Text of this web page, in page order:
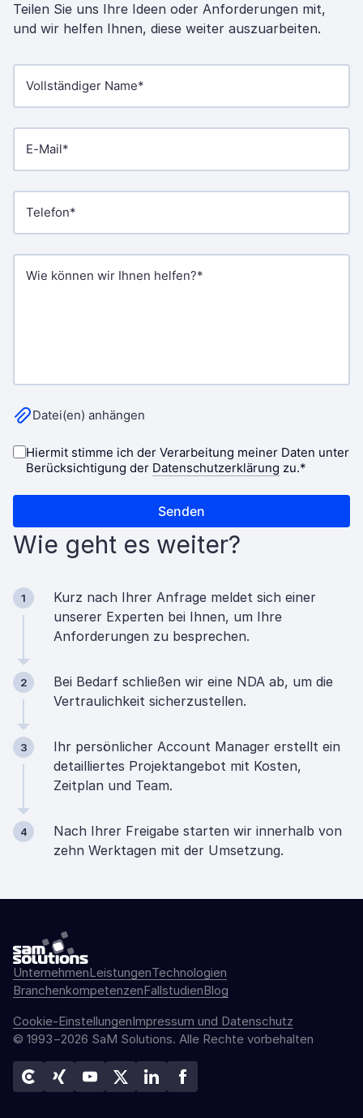
Teilen Sie uns Ihre Ideen oder Anforderungen mit,
und wir helfen Ihnen, diese weiter auszuarbeiten.
Wie geht es weiter?
1
Kurz nach Ihrer Anfrage meldet sich einer
unserer Experten bei Ihnen, um Ihre
Anforderungen zu besprechen.
2
Bei Bedarf schließen wir eine NDA ab, um die
Vertraulichkeit sicherzustellen.
3
Ihr persönlicher Account Manager erstellt ein
detailliertes Projektangebot mit Kosten,
Zeitplan und Team.
4
Nach Ihrer Freigabe starten wir innerhalb von
zehn Werktagen mit der Umsetzung.
UnternehmenLeistungenTechnologien
BranchenkompetenzenFallstudienBlog
Cookie-EinstellungenImpressum und Datenschutz
© 1993−2026 SaM Solutions. Alle Rechte vorbehalten